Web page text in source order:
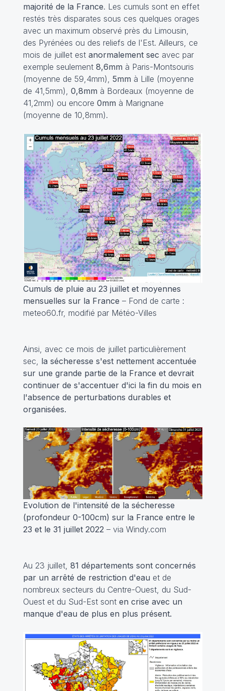
majorité de la France. Les cumuls sont en effet
restés très disparates sous ces quelques orages
avec un maximum observé près du Limousin,
des Pyrénées ou des reliefs de l'Est. Ailleurs, ce
mois de juillet est anormalement sec avec par
exemple seulement 8,6mm à Paris-Montsouris
(moyenne de 59,4mm), 5mm à Lille (moyenne
de 41,5mm), 0,8mm à Bordeaux (moyenne de
41,2mm) ou encore 0mm à Marignane
(moyenne de 10,8mm).
Cumuls de pluie au 23 juillet et moyennes
mensuelles sur la France – Fond de carte :
meteo60.fr, modifié par Météo-Villes
Ainsi, avec ce mois de juillet particulièrement
sec, la sécheresse s'est nettement accentuée
sur une grande partie de la France et devrait
continuer de s'accentuer d'ici la fin du mois en
l'absence de perturbations durables et
organisées.
Evolution de l'intensité de la sécheresse
(profondeur 0-100cm) sur la France entre le
23 et le 31 juillet 2022 – via Windy.com
Au 23 juillet, 81 départements sont concernés
par un arrêté de restriction d'eau et de
nombreux secteurs du Centre-Ouest, du Sud-
Ouest et du Sud-Est sont en crise avec un
manque d'eau de plus en plus présent.